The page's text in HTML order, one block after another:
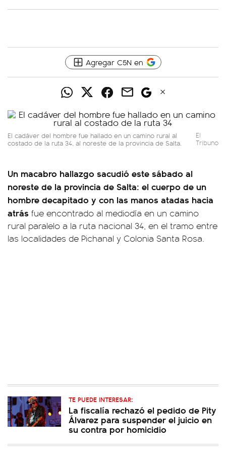
Agregar C5N en
El cadáver del hombre fue hallado en un camino rural al
costado de la ruta 34, al noreste de la provincia de Salta.
El
Tribuno
Un macabro hallazgo sacudió este sábado al
noreste de la provincia de Salta: el cuerpo de un
hombre decapitado y con las manos atadas hacia
atrás fue encontrado al mediodía en un camino
rural paralelo a la ruta nacional 34, en el tramo entre
las localidades de Pichanal y Colonia Santa Rosa.
TE PUEDE INTERESAR:
La fiscalía rechazó el pedido de Pity
Álvarez para suspender el juicio en
su contra por homicidio